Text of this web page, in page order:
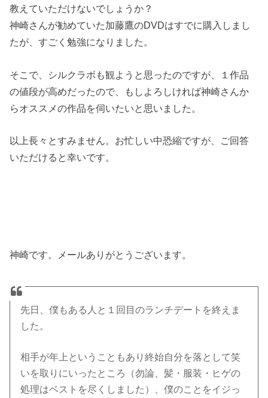
教えていただけないでしょうか？
神崎さんが勧めていた加藤鷹のDVDはすでに購入しまし
たが、すごく勉強になりました。
そこで、シルクラボも観ようと思ったのですが、１作品
の値段が高めだったので、もしよろしければ神崎さんか
らオススメの作品を伺いたいと思いました。
以上長々とすみません。お忙しい中恐縮ですが、ご回答
いただけると幸いです。
神崎です。メールありがとうございます。
先日、僕もある人と１回目のランチデートを終えま
した。
相手が年上ということもあり終始自分を落として笑
いを取りにいったところ（勿論、髪・服装・ヒゲの
処理はベストを尽くしました）、僕のことをイジっ